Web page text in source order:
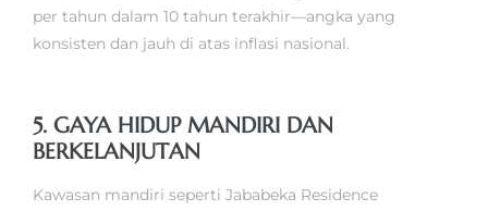
per tahun dalam 10 tahun terakhir—angka yang
konsisten dan jauh di atas inflasi nasional.
5. GAYA HIDUP MANDIRI DAN
BERKELANJUTAN
Kawasan mandiri seperti Jababeka Residence